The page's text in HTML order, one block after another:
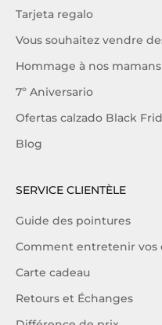
Tarjeta regalo
Vous souhaitez vendre
Hommage à nos mamans
7º Aniversario
Ofertas calzado Black
Blog
SERVICE CLIENTÈLE
Guide des pointures
Comment entretenir vos
Carte cadeau
Retours et Échanges